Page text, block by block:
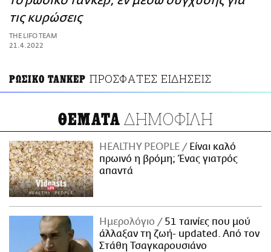
ΑΜΠΑ
PRINT
τις κυρώσεις
THE LIFO TEAM
21.4.2022
ΡΩΣΙΚΟ ΤΑΝΚΕΡ ΠΡΟΣΦΑΤΕΣ ΕΙΔΗΣΕΙΣ
ΘΕΜΑΤΑ ΔΗΜΟΦΙΛΗ
HEALTHY PEOPLE
Είναι καλό
πρωινό η βρόμη; Ένας γιατρός
απαντά
Ημερολόγιο
51 ταινίες που μού
άλλαξαν τη ζωή- updated. Aπό τον
Στάθη Τσαγκαρουσιάνο